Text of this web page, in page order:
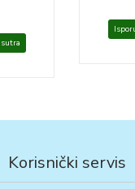
Korisnički servis